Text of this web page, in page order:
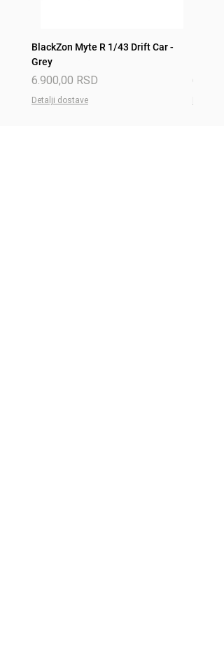
BlackZon Myte R 1/43 Drift Car -
Grey
Price
6.900,00 RSD
Detalji dostave
Price